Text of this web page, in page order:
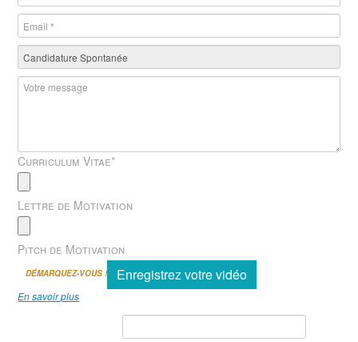
Curriculum Vitae*
Lettre de Motivation
Pitch de Motivation
Enregistrez votre vidéo
DÉMARQUEZ-VOUS !
En savoir plus